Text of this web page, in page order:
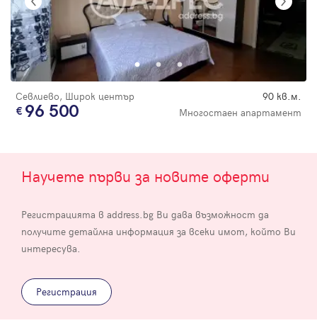
Севлиево, Широк център 90 кв.м.
96 500 Многостаен апартамент
Научете първи за новите оферти
Регистрацията в address.bg Ви дава възможност да
получите детайлна информация за всеки имот, който Ви
интересува.
Регистрация